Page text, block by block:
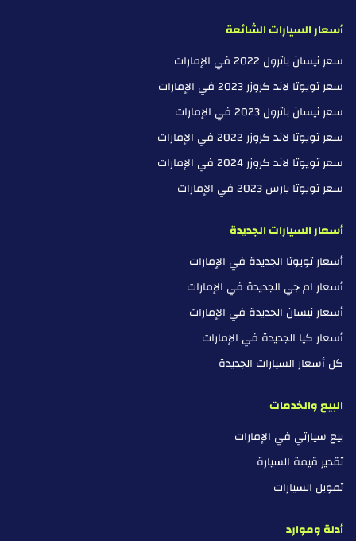
أسعار السيارات الشائعة
سعر نيسان باترول 2022 في الإمارات
سعر تويوتا لاند كروزر 2023 في الإمارات
سعر نيسان باترول 2023 في الإمارات
سعر تويوتا لاند كروزر 2022 في الإمارات
سعر تويوتا لاند كروزر 2024 في الإمارات
سعر تويوتا يارس 2023 في الإمارات
أسعار السيارات الجديدة
أسعار تويوتا الجديدة في الإمارات
أسعار ام جي الجديدة في الإمارات
أسعار نيسان الجديدة في الإمارات
أسعار كيا الجديدة في الإمارات
كل أسعار السيارات الجديدة
البيع والخدمات
بيع سيارتي في الإمارات
تقدير قيمة السيارة
تمويل السيارات
أدلة وموارد